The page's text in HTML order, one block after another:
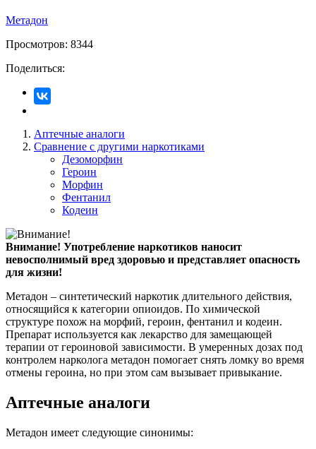
Метадон
Просмотров: 8344
Поделиться:
Аптечные аналоги
Сравнение с другими наркотиками
Дезоморфин
Героин
Морфин
Фентанил
Кодеин
Внимание! Употребление наркотиков наносит
невосполнимый вред здоровью и представляет опасность
для жизни!
Метадон – синтетический наркотик длительного действия,
относящийся к категории опиоидов. По химической
структуре похож на морфий, героин, фентанил и кодеин.
Препарат используется как лекарство для замещающей
терапии от героиновой зависимости. В умеренных дозах под
контролем нарколога метадон помогает снять ломку во время
отмены героина, но при этом сам вызывает привыкание.
Аптечные аналоги
Метадон имеет следующие синонимы: